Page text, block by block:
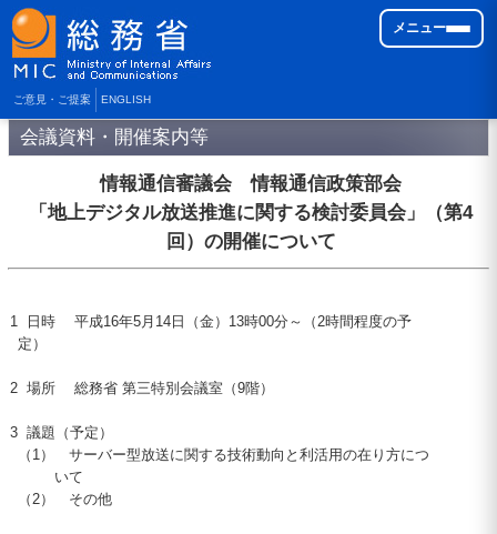
ご意見・ご提案 ENGLISH
メニュー
会議資料・開催案内等
情報通信審議会 情報通信政策部会
「地上デジタル放送推進に関する検討委員会」（第4
回）の開催について
1日時 平成16年5月14日（金）13時00分～（2時間程度の予
定）
2場所 総務省 第三特別会議室（9階）
3議題（予定）
（1）
サーバー型放送に関する技術動向と利活用の在り方につ
いて
（2）
その他